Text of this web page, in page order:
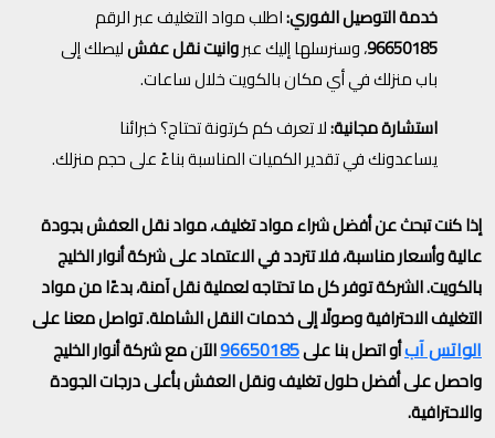
خدمة التوصيل الفوري:اطلب مواد التغليف عبر الرقم
96650185، وسنرسلها إليك عبروانيت نقل عفشليصلك إلى
باب منزلك في أي مكان بالكويت خلال ساعات.
استشارة مجانية:لا تعرف كم كرتونة تحتاج؟ خبرائنا
يساعدونك في تقدير الكميات المناسبة بناءً على حجم منزلك.
إذا كنت تبحث عن أفضل شراء مواد تغليف، مواد نقل العفش بجودة
عالية وأسعار مناسبة، فلا تتردد في الاعتماد على شركة أنوار الخليج
بالكويت. الشركة توفر كل ما تحتاجه لعملية نقل آمنة، بدءًا من مواد
التغليف الاحترافية وصولًا إلى خدمات النقل الشاملة. تواصل معنا على
الواتس آبأو اتصل بنا على96650185الآن مع شركة أنوار الخليج
واحصل على أفضل حلول تغليف ونقل العفش بأعلى درجات الجودة
والاحترافية.